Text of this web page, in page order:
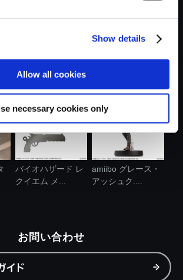
Show details
Allow all cookies
necessary cookies only
バイオハザード レ
クイエム メ...
amiibo グレース・
アッシュク....
お問い合わせ